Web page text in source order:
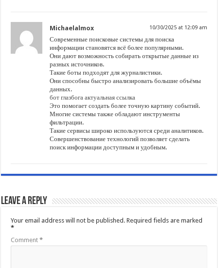
Michaelalmox 10/30/2025 at 12:09 am
Современные поисковые системы для поиска
информации становятся всё более популярными.
Они дают возможность собирать открытые данные из
разных источников.
Такие боты подходят для журналистики.
Они способны быстро анализировать большие объёмы
данных.
бот глазбога актуальная ссылка
Это помогает создать более точную картину событий.
Многие системы также обладают инструменты
фильтрации.
Такие сервисы широко используются среди аналитиков.
Совершенствование технологий позволяет сделать
поиск информации доступным и удобным.
Leave a Reply
Your email address will not be published. Required fields are marked
*
Comment*